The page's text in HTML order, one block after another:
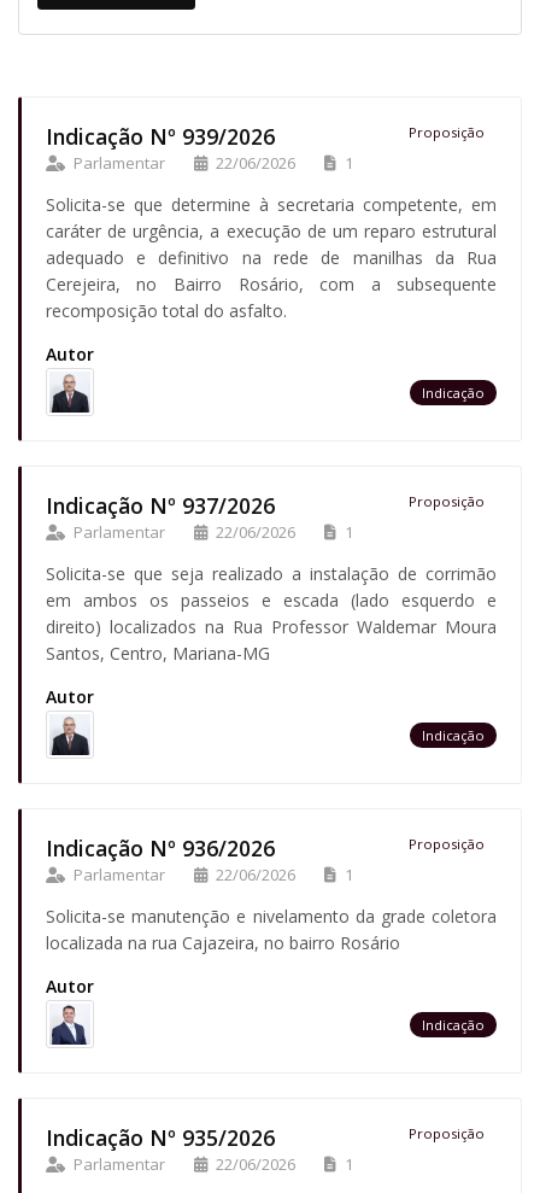
Indicação Nº 939/2026 Proposição
Parlamentar 22/06/2026 1
Solicita-se que determine à secretaria competente, em
caráter de urgência, a execução de um reparo estrutural
adequado e definitivo na rede de manilhas da Rua
Cerejeira, no Bairro Rosário, com a subsequente
recomposição total do asfalto.
Autor
Indicação
Indicação Nº 937/2026 Proposição
Parlamentar 22/06/2026 1
Solicita-se que seja realizado a instalação de corrimão
em ambos os passeios e escada (lado esquerdo e
direito) localizados na Rua Professor Waldemar Moura
Santos, Centro, Mariana-MG
Autor
Indicação
Indicação Nº 936/2026 Proposição
Parlamentar 22/06/2026 1
Solicita-se manutenção e nivelamento da grade coletora
localizada na rua Cajazeira, no bairro Rosário
Autor
Indicação
Indicação Nº 935/2026 Proposição
Parlamentar 22/06/2026 1